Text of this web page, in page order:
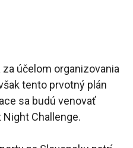
účelom organizovania
tento prvotný plán
sa budú venovať
Challenge.